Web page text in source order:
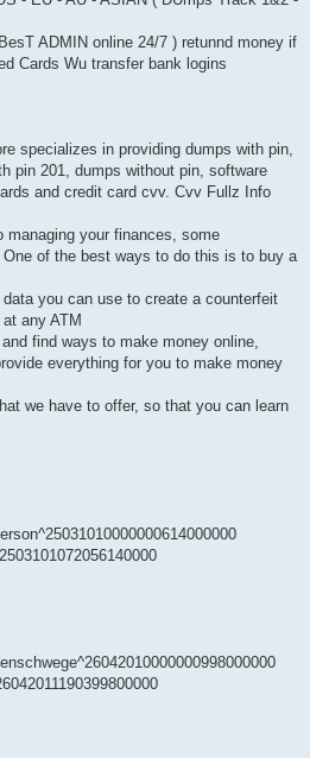
ADMIN online 24/7 ) retunnd money if
Cards Wu transfer bank logins
specializes in providing dumps with pin,
pin 201, dumps without pin, software
and credit card cvv. Cvv Fullz Info
your finances, some
of the best ways to do this is to buy a
you can use to create a counterfeit
any ATM
find ways to make money online,
everything for you to make money
we have to offer, so that you can learn